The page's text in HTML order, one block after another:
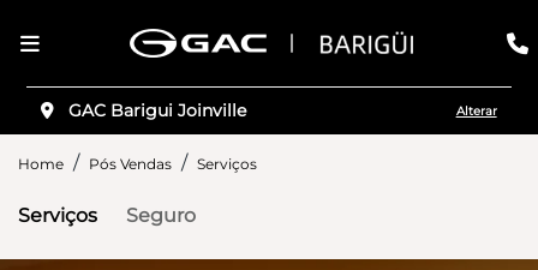
GAC Barigui Joinville Alterar
Home Pós Vendas Serviços
Serviços Seguro